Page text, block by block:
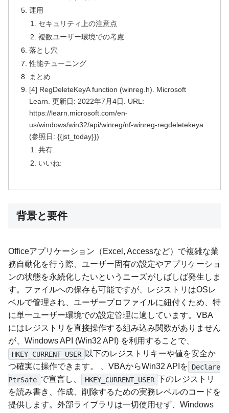
運用
セキュリティ上の注意点
複数ユーザー環境での考慮
落とし穴
性能チューニング
まとめ
[4] RegDeleteKeyA function (winreg.h). Microsoft
Learn. 更新日: 2022年7月4日. URL:
https://learn.microsoft.com/en-
us/windows/win32/api/winreg/nf-winreg-regdeletekeya
(参照日: {{jst_today}})
共有:
いいね:
背景と要件
Officeアプリケーション（Excel, Accessなど）で複雑な業
務自動化を行う際、ユーザー固有の設定やアプリケーショ
ンの状態を永続化したいというニーズがしばしば発生しま
す。ファイルへの保存も可能ですが、レジストリはOSレ
ベルで管理され、ユーザープロファイルに紐付くため、特
に単一ユーザー環境での設定管理に適しています。VBA
にはレジストリを直接操作する組み込み関数がありません
が、Windows API (Win32 API) を利用することで、
HKEY_CURRENT_USER 以下のレジストリキーや値を安全か
つ確実に操作できます。 、VBAからWin32 APIを Declare
PtrSafe で宣言し、 HKEY_CURRENT_USER
下のレジストリ
を読み書き、作成、削除するための実務レベルのコードを
提供します。外部ライブラリは一切使用せず、Windows